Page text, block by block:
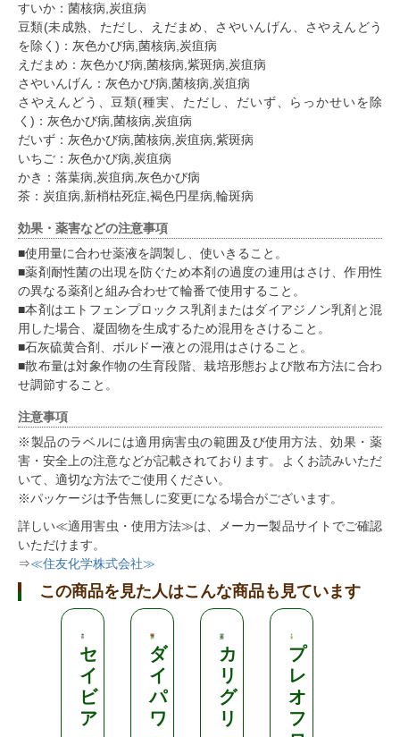
すいか：菌核病,炭疽病
豆類(未成熟、ただし、えだまめ、さやいんげん、さやえんどう
を除く)：灰色かび病,菌核病,炭疽病
えだまめ：灰色かび病,菌核病,紫斑病,炭疽病
さやいんげん：灰色かび病,菌核病,炭疽病
さやえんどう、豆類(種実、ただし、だいず、らっかせいを除
く)：灰色かび病,菌核病,炭疽病
だいず：灰色かび病,菌核病,炭疽病,紫斑病
いちご：灰色かび病,炭疽病
かき：落葉病,炭疽病,灰色かび病
茶：炭疽病,新梢枯死症,褐色円星病,輪斑病
効果・薬害などの注意事項
■使用量に合わせ薬液を調製し、使いきること。
■薬剤耐性菌の出現を防ぐため本剤の過度の連用はさけ、作用性
の異なる薬剤と組み合わせて輪番で使用すること。
■本剤はエトフェンプロックス乳剤またはダイアジノン乳剤と混
用した場合、凝固物を生成するため混用をさけること。
■石灰硫黄合剤、ボルドー液との混用はさけること。
■散布量は対象作物の生育段階、栽培形態および散布方法に合わ
せ調節すること。
注意事項
※製品のラベルには適用病害虫の範囲及び使用方法、効果・薬
害・安全上の注意などが記載されております。よくお読みいただ
いて、適切な方法でご使用ください。
※パッケージは予告無しに変更になる場合がございます。
詳しい≪適用害虫・使用方法≫は、メーカー製品サイトでご確認
いただけます。
⇒≪住友化学株式会社≫
この商品を見た人はこんな商品も見ています
セ
イ
ビ
ア
ダ
イ
パ
ワ
カ
リ
グ
リ
プ
レ
オ
フ